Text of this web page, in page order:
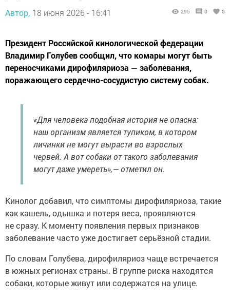
Автор, 18 июня 2026 - 16:41 295 0 0
Президент Российской кинологической федерации
Владимир Голубев сообщил, что комары могут быть
переносчиками дирофиляриоза — заболевания,
поражающего сердечно-сосудистую систему собак.
«Для человека подобная история не опасна:
наш организм является тупиком, в котором
личинки не могут вырасти во взрослых
червей. А вот собаки от такого заболевания
могут даже умереть»,— отметил он.
Кинолог добавил, что симптомы дирофиляриоза, такие
как кашель, одышка и потеря веса, проявляются
не сразу. К моменту появления первых признаков
заболевание часто уже достигает серьёзной стадии.
По словам Голубева, дирофиляриоз чаще встречается
в южных регионах страны. В группе риска находятся
собаки, которые живут или содержатся на улице.